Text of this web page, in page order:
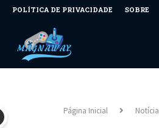
POLÍTICA DE PRIVACIDADE SOBRE
Página Inicial